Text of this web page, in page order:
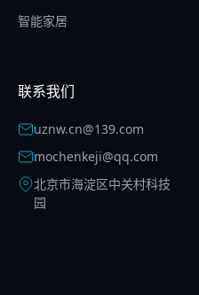
智能家居
联系我们
uznw.cn@139.com
mochenkeji@qq.com
北京市海淀区中关村科技
园